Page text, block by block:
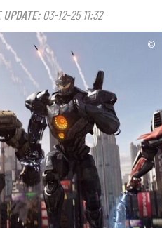
03-12-25 11:32
©